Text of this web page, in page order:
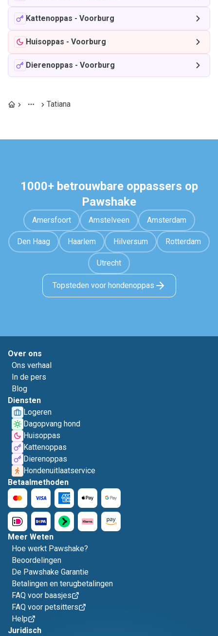
Kattenoppas - Voorburg
Huisoppas - Voorburg
Dierenoppas - Voorburg
Tatiana
1000+ betrouwbare oppassers op
Pawshake
Amersfoort Amstelveen Amsterdam
Den Haag Haarlem Hilversum Rotterdam
Utrecht
Topsteden voor hondenoppas
Over ons
Ons verhaal
In de pers
Blog
Diensten
Logeren
Dagopvang hond
Huisoppas
Kattenoppas
Dierenoppas
Hondenuitlaatservice
Betaalmethoden
Meer Weten
Hoe werkt Pawshake?
Beoordelingen
De Pawshake Garantie
Betalingen en terugbetalingen
FAQ voor baasjes
FAQ voor petsitters
Help
Juridisch